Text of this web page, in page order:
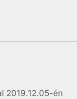
2019.12.05-én